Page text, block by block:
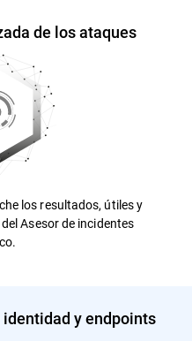
de los ataques
los resultados, útiles y
Asesor de incidentes
y endpoints